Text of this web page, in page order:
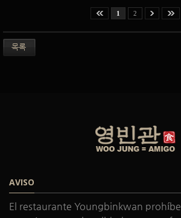
1 2
목록
AVISO
El restaurante Youngbinkwan